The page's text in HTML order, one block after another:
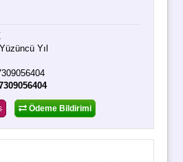
Yıl
Ödeme Bildirimi